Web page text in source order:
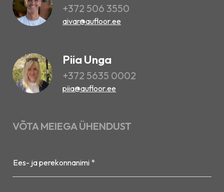
+372 506 3550
aivar@aufloor.ee
Piia Unga
+372 5635 0002
piia@aufloor.ee
VÕTA MEIEGA ÜHENDUST
Ees- ja perekonnanimi *